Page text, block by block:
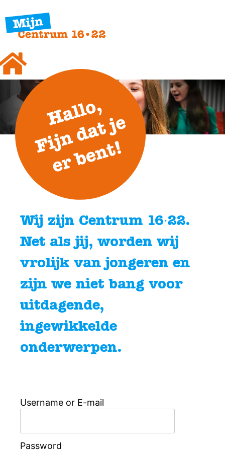
Wij zijn Centrum 16∙22.
Net als jij, worden wij
vrolijk van jongeren en
zijn we niet bang voor
uitdagende,
ingewikkelde
onderwerpen.
Username or E-mail
Password